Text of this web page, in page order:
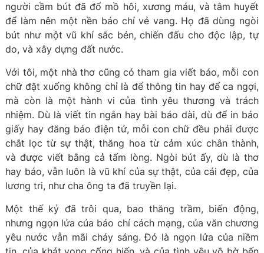
người cầm bút đã đổ mồ hôi, xương máu, và tâm huyết
để làm nên một nền báo chí vẻ vang. Họ đã dùng ngòi
bút như một vũ khí sắc bén, chiến đấu cho độc lập, tự
do, và xây dựng đất nước.
Với tôi, một nhà thơ cũng có tham gia viết báo, mỗi con
chữ đặt xuống không chỉ là để thông tin hay để ca ngợi,
mà còn là một hành vi của tình yêu thương và trách
nhiệm. Dù là viết tin ngắn hay bài báo dài, dù để in báo
giấy hay đăng báo điện tử, mỗi con chữ đều phải được
chắt lọc từ sự thật, thăng hoa từ cảm xúc chân thành,
và được viết bằng cả tấm lòng. Ngòi bút ấy, dù là thơ
hay báo, vẫn luôn là vũ khí của sự thật, của cái đẹp, của
lương tri, như cha ông ta đã truyền lại.
Một thế kỷ đã trôi qua, bao thăng trầm, biến động,
nhưng ngọn lửa của báo chí cách mạng, của văn chương
yêu nước vẫn mãi cháy sáng. Đó là ngọn lửa của niềm